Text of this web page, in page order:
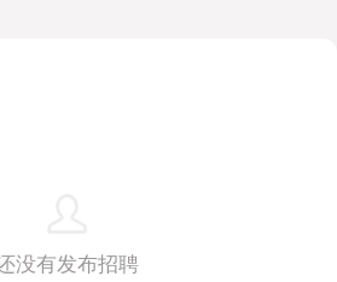
没有发布招聘